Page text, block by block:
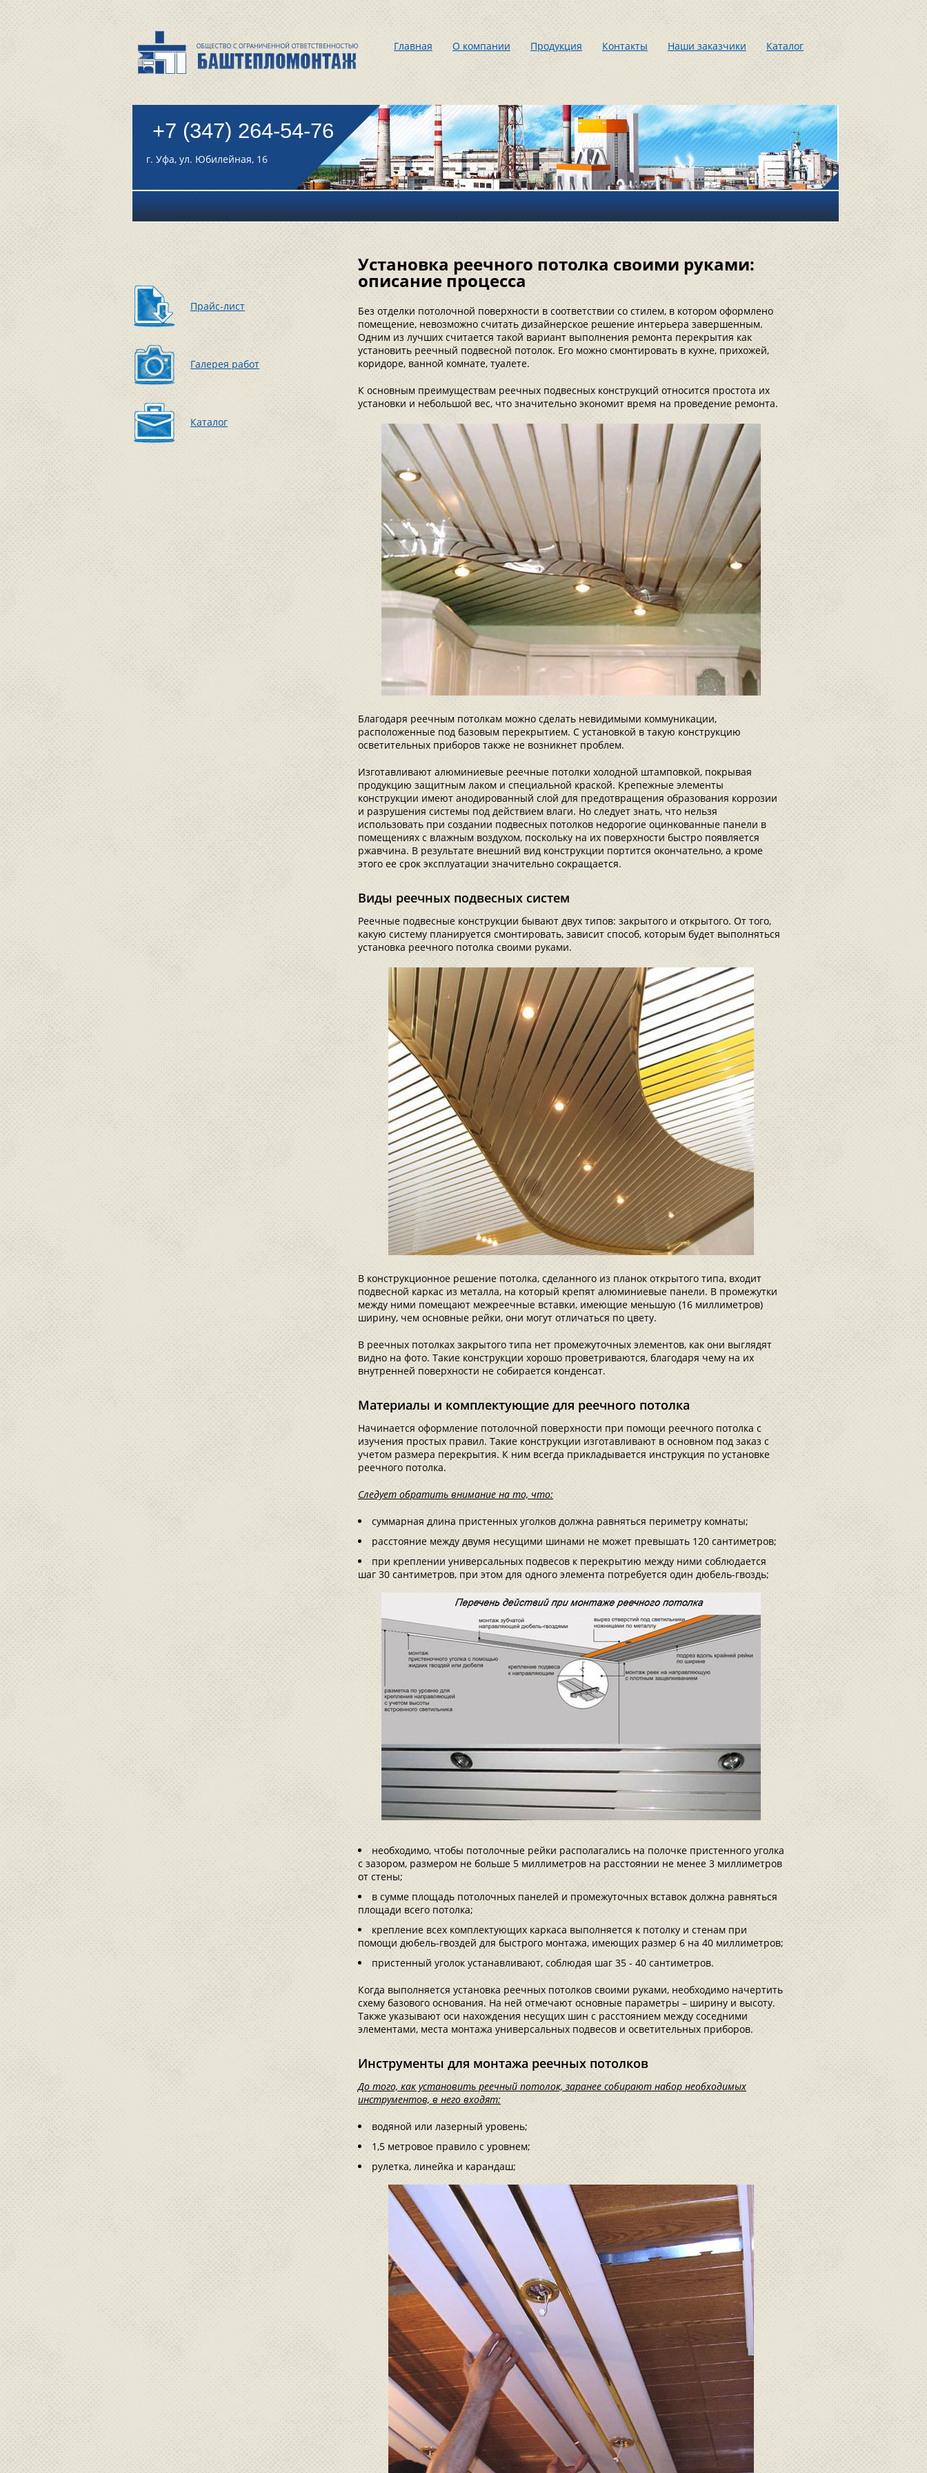
Главная О компании Продукция Контакты Наши заказчики Каталог
+7 (347) 264-54-76
г. Уфа, ул. Юбилейная, 16
Прайс-лист
Галерея работ
Каталог
Установка реечного потолка своими руками:
описание процесса
Без отделки потолочной поверхности в соответствии со стилем, в котором оформлено
помещение, невозможно считать дизайнерское решение интерьера завершенным.
Одним из лучших считается такой вариант выполнения ремонта перекрытия как
установить реечный подвесной потолок. Его можно смонтировать в кухне, прихожей,
коридоре, ванной комнате, туалете.
К основным преимуществам реечных подвесных конструкций относится простота их
установки и небольшой вес, что значительно экономит время на проведение ремонта.
Благодаря реечным потолкам можно сделать невидимыми коммуникации,
расположенные под базовым перекрытием. С установкой в такую конструкцию
осветительных приборов также не возникнет проблем.
Изготавливают алюминиевые реечные потолки холодной штамповкой, покрывая
продукцию защитным лаком и специальной краской. Крепежные элементы
конструкции имеют анодированный слой для предотвращения образования коррозии
и разрушения системы под действием влаги. Но следует знать, что нельзя
использовать при создании подвесных потолков недорогие оцинкованные панели в
помещениях с влажным воздухом, поскольку на их поверхности быстро появляется
ржавчина. В результате внешний вид конструкции портится окончательно, а кроме
этого ее срок эксплуатации значительно сокращается.
Виды реечных подвесных систем
Реечные подвесные конструкции бывают двух типов: закрытого и открытого. От того,
какую систему планируется смонтировать, зависит способ, которым будет выполняться
установка реечного потолка своими руками.
В конструкционное решение потолка, сделанного из планок открытого типа, входит
подвесной каркас из металла, на который крепят алюминиевые панели. В промежутки
между ними помещают межреечные вставки, имеющие меньшую (16 миллиметров)
ширину, чем основные рейки, они могут отличаться по цвету.
В реечных потолках закрытого типа нет промежуточных элементов, как они выглядят
видно на фото. Такие конструкции хорошо проветриваются, благодаря чему на их
внутренней поверхности не собирается конденсат.
Материалы и комплектующие для реечного потолка
Начинается оформление потолочной поверхности при помощи реечного потолка с
изучения простых правил. Такие конструкции изготавливают в основном под заказ с
учетом размера перекрытия. К ним всегда прикладывается инструкция по установке
реечного потолка.
Следует обратить внимание на то, что:
суммарная длина пристенных уголков должна равняться периметру комнаты;
расстояние между двумя несущими шинами не может превышать 120 сантиметров;
при креплении универсальных подвесов к перекрытию между ними соблюдается
шаг 30 сантиметров, при этом для одного элемента потребуется один дюбель-гвоздь;
необходимо, чтобы потолочные рейки располагались на полочке пристенного уголка
с зазором, размером не больше 5 миллиметров на расстоянии не менее 3 миллиметров
от стены;
в сумме площадь потолочных панелей и промежуточных вставок должна равняться
площади всего потолка;
крепление всех комплектующих каркаса выполняется к потолку и стенам при
помощи дюбель-гвоздей для быстрого монтажа, имеющих размер 6 на 40 миллиметров;
пристенный уголок устанавливают, соблюдая шаг 35 - 40 сантиметров.
Когда выполняется установка реечных потолков своими руками, необходимо начертить
схему базового основания. На ней отмечают основные параметры – ширину и высоту.
Также указывают оси нахождения несущих шин с расстоянием между соседними
элементами, места монтажа универсальных подвесов и осветительных приборов.
Инструменты для монтажа реечных потолков
До того, как установить реечный потолок, заранее собирают набор необходимых
инструментов, в него входят:
водяной или лазерный уровень;
1,5 метровое правило с уровнем;
рулетка, линейка и карандаш;